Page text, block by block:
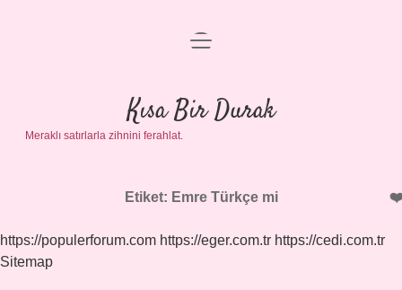
Anasayfa
Gizlilik Politikası
Yasal Uyarı
menüyü
Kısa Bir Durak
Meraklı satırlarla zihnini ferahlat.
Etiket: Emre Türkçe mi
https://populerforum.com https://eger.com.tr https://cedi.com.tr
Sitemap